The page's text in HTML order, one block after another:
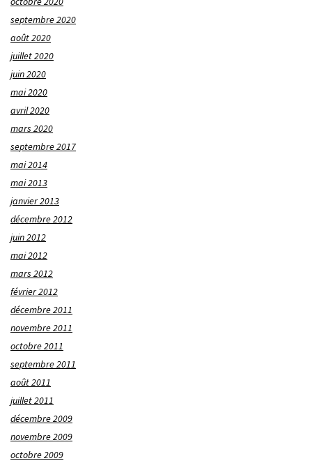
septembre 2020
août 2020
juillet 2020
juin 2020
mai 2020
avril 2020
mars 2020
septembre 2017
mai 2014
mai 2013
janvier 2013
décembre 2012
juin 2012
mai 2012
mars 2012
février 2012
décembre 2011
novembre 2011
octobre 2011
septembre 2011
août 2011
juillet 2011
décembre 2009
novembre 2009
octobre 2009